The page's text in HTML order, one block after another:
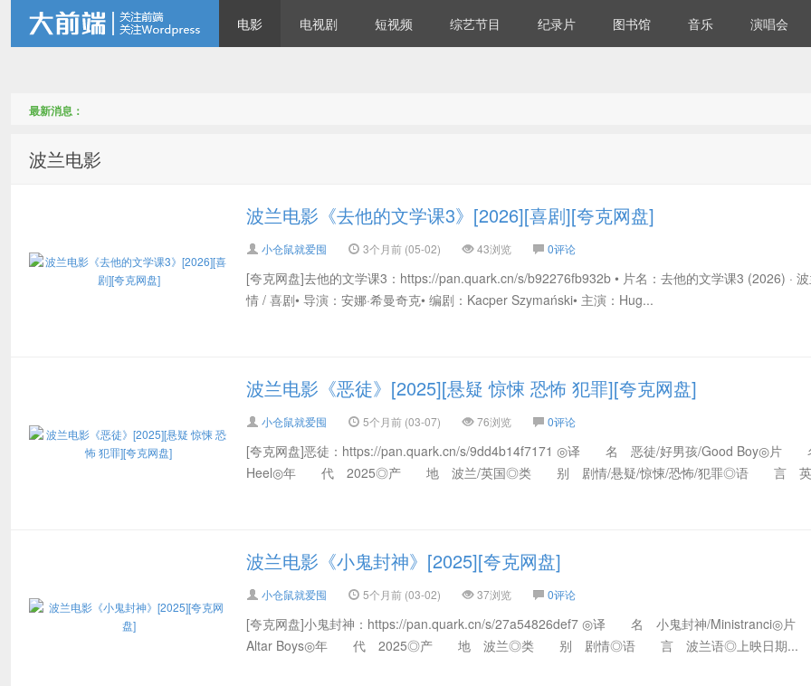
电影 电视剧 短视频 综艺节目 纪录片 图书馆 音乐 演唱会
最新消息：
波兰电影
波兰电影《去他的文学课3》[2026][喜剧][夸克网盘]
小仓鼠就爱囤 3个月前 (05-02) 43浏览 0评论
[夸克网盘]去他的文学课3：https://pan.quark.cn/s/b92276fb932b • 片名：去他的文学课3 (2026) · 波
情 / 喜剧• 导演：安娜·希曼奇克• 编剧：Kacper Szymański• 主演：Hug...
波兰电影《恶徒》[2025][悬疑 惊悚 恐怖 犯罪][夸克网盘]
小仓鼠就爱囤 5个月前 (03-07) 76浏览 0评论
[夸克网盘]恶徒：https://pan.quark.cn/s/9dd4b14f7171 ◎译 名 恶徒/好男孩/Good Boy◎片
Heel◎年 代 2025◎产 地 波兰/英国◎类 别 剧情/悬疑/惊悚/恐怖/犯罪◎语 言 英
波兰电影《小鬼封神》[2025][夸克网盘]
小仓鼠就爱囤 5个月前 (03-02) 37浏览 0评论
[夸克网盘]小鬼封神：https://pan.quark.cn/s/27a54826def7 ◎译 名 小鬼封神/Ministranci◎
Altar Boys◎年 代 2025◎产 地 波兰◎类 别 剧情◎语 言 波兰语◎上映日期...